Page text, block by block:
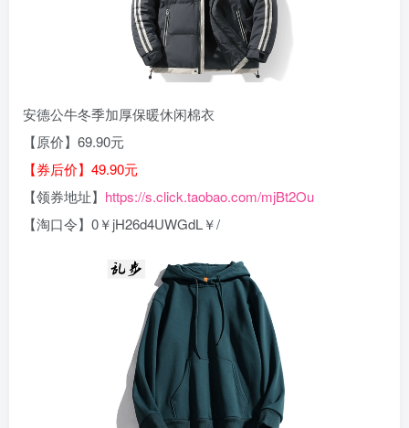
安德公牛冬季加厚保暖休闲棉衣
【原价】69.90元
【券后价】49.90元
【领券地址】 https://s.click.taobao.com/mjBt2Ou
【淘口令】0￥jH26d4UWGdL￥/